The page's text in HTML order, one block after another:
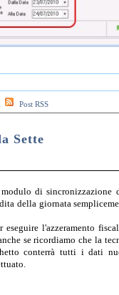
Post RSS
Sette
di sincronizzazione
della giornata
l'azzeramento
se ricordiamo che la
conterrà tutti i dati